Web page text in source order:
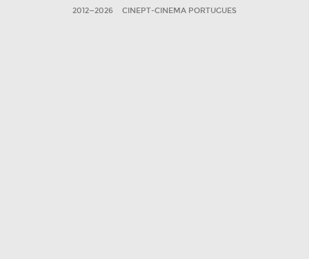
2012—2026 CINEPT-CINEMA PORTUGUES